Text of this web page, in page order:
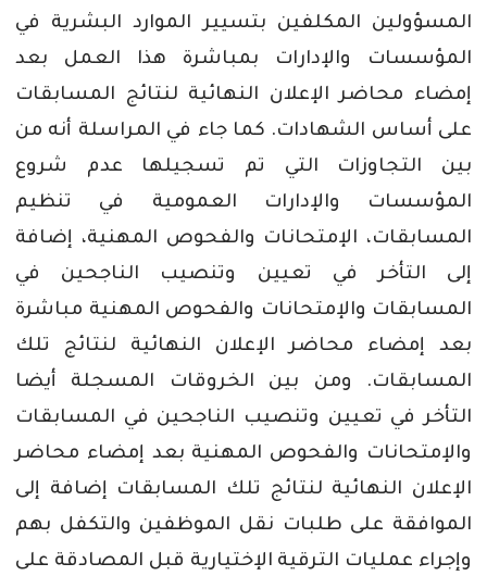
المسؤولين
المكلفين بتسيير الموارد البشرية
في
المؤسسات
والإدارات بمباشرة هذا العمل
بعد
إمضاء
محاضر الإعلان النهائية لنتائج
المسابقات
على أساس الشهادات. كما جاء في المراسلة أنه من
بين
التجاوزات التي تم تسجيلها عدم
شروع
المؤسسات
والإدارات العمومية في
تنظيم
المسابقات، الإمتحانات والفحوص المهنية، إضافة
إلى
التأخر في تعيين وتنصيب الناجحين
في
المسابقات والإمتحانات والفحوص المهنية مباشرة
بعد
إمضاء محاضر الإعلان النهائية لنتائج
تلك
المسابقات. ومن بين الخروقات المسجلة
أيضا
التأخر في تعيين وتنصيب الناجحين في المسابقات
والإمتحانات والفحوص المهنية بعد إمضاء محاضر
الإعلان النهائية لنتائج تلك المسابقات إضافة
إلى
الموافقة على طلبات نقل الموظفين والتكفل بهم
وإجراء عمليات الترقية الإختيارية قبل المصادقة على